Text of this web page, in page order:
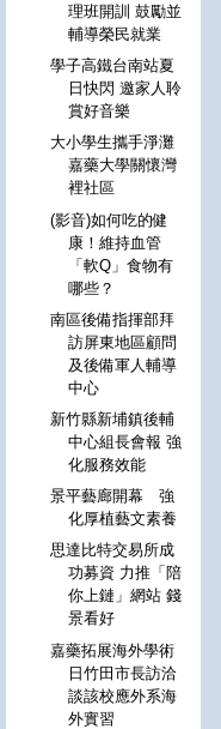
理班開訓 鼓勵並
輔導榮民就業
學子高鐵台南站夏
日快閃 邀家人聆
賞好音樂
大小學生攜手淨灘
嘉藥大學關懷灣
裡社區
(影音)如何吃的健
康！維持血管
「軟Q」食物有
哪些？
南區後備指揮部拜
訪屏東地區顧問
及後備軍人輔導
中心
新竹縣新埔鎮後輔
中心組長會報 強
化服務效能
景平藝廊開幕 強
化厚植藝文素養
思達比特交易所成
功募資 力推「陪
你上鏈」網站 錢
景看好
嘉藥拓展海外學術
日竹田市長訪洽
談該校應外系海
外實習